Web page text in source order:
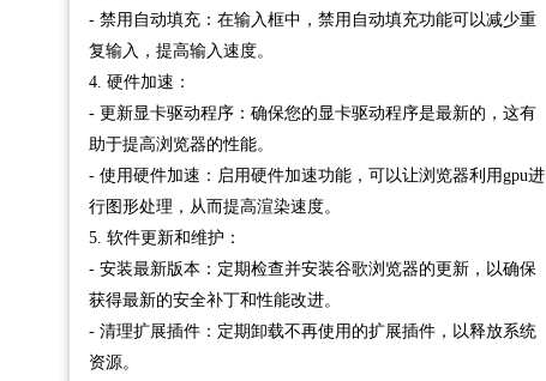
- 禁用自动填充：在输入框中，禁用自动填充功能可以减少重
复输入，提高输入速度。
4. 硬件加速：
- 更新显卡驱动程序：确保您的显卡驱动程序是最新的，这有
助于提高浏览器的性能。
- 使用硬件加速：启用硬件加速功能，可以让浏览器利用gpu进
行图形处理，从而提高渲染速度。
5. 软件更新和维护：
- 安装最新版本：定期检查并安装谷歌浏览器的更新，以确保
获得最新的安全补丁和性能改进。
- 清理扩展插件：定期卸载不再使用的扩展插件，以释放系统
资源。